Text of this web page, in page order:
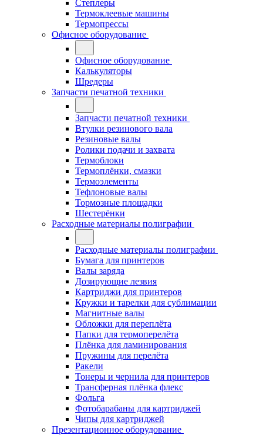
Степлеры
Термоклеевые машины
Термопрессы
Офисное оборудование
Офисное оборудование
Калькуляторы
Шредеры
Запчасти печатной техники
Запчасти печатной техники
Втулки резинового вала
Резиновые валы
Ролики подачи и захвата
Термоблоки
Термоплёнки, смазки
Термоэлементы
Тефлоновые валы
Тормозные площадки
Шестерёнки
Расходные материалы полиграфии
Расходные материалы полиграфии
Бумага для принтеров
Валы заряда
Дозирующие лезвия
Картриджи для принтеров
Кружки и тарелки для сублимации
Магнитные валы
Обложки для переплёта
Папки для термоперелёта
Плёнка для ламинирования
Пружины для перелёта
Ракели
Тонеры и чернила для принтеров
Трансферная плёнка флекс
Фольга
Фотобарабаны для картриджей
Чипы для картриджей
Презентационное оборудование